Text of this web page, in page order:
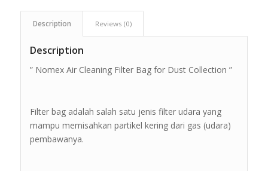
Description Reviews (0)
Description
” Nomex Air Cleaning Filter Bag for Dust Collection ”
Filter bag adalah salah satu jenis filter udara yang
mampu memisahkan partikel kering dari gas (udara)
pembawanya.